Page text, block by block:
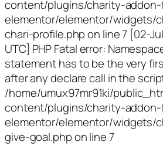
content/plugins/charity-
elementor/elementor/widgets/
chari-profile.php on line 7 [02-
UTC] PHP Fatal error:
statement has to be the very
after any declare call in the
/home/umux97mr91ki/
content/plugins/charity-
elementor/elementor/widgets/
give-goal.php on line 7